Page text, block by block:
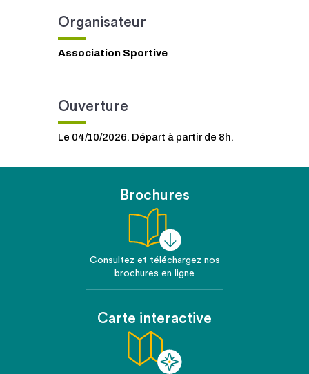
Organisateur
Association Sportive
Ouverture
Le 04/10/2026. Départ à partir de 8h.
Brochures
Consultez et téléchargez nos
brochures en ligne
Carte interactive